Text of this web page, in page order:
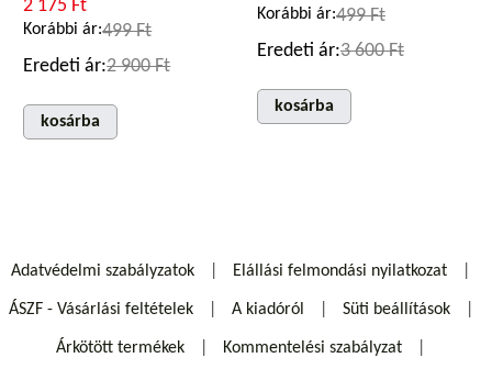
2 175 Ft
Korábbi ár:499 Ft
Eredeti ár:2 900 Ft
kosárba
Korábbi ár:499 Ft
Eredeti ár:3 600 Ft
kosárba
Adatvédelmi szabályzatok Elállási felmondási nyilatkozat
ÁSZF - Vásárlási feltételek A kiadóról Süti beállítások
Árkötött termékek Kommentelési szabályzat